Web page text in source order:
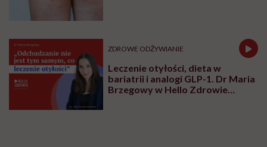
ZDROWE ODŻYWIANIE
Leczenie otyłości, dieta w
bariatrii i analogi GLP-1. Dr Maria
Brzegowy w Hello Zdrowie